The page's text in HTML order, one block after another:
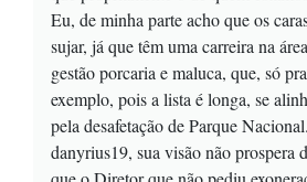
Eu, de minha parte acho que os
sujar, já que têm uma carreira na
gestão porcaria e maluca, que, só
exemplo, pois a lista é longa, se
pela desafetação de Parque
danyrius19, sua visão não prospera